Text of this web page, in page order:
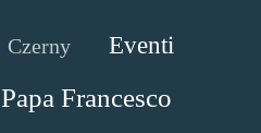
Czerny Eventi
Papa Francesco